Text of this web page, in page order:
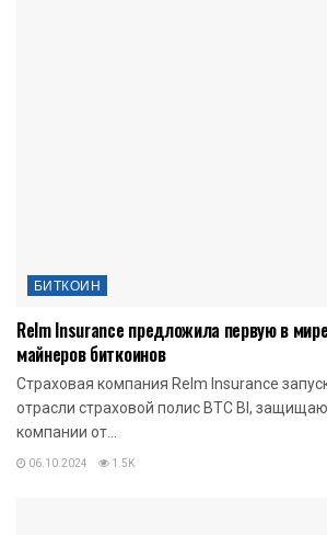
БИТКОИН
Relm Insurance предложила первую в
майнеров биткоинов
Страховая компания Relm Insurance
отрасли страховой полис BTC BI,
компании от...
06.10.2024 1.5K